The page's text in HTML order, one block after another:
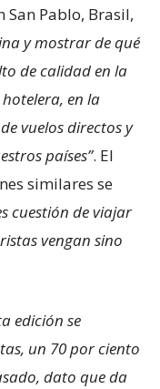
San Pablo, Brasil,
y mostrar de qué
de calidad en la
en la
vuelos directos y
países”. El
similares se
cuestión de viajar
vengan sino
edición se
un 70 por ciento
dato que da